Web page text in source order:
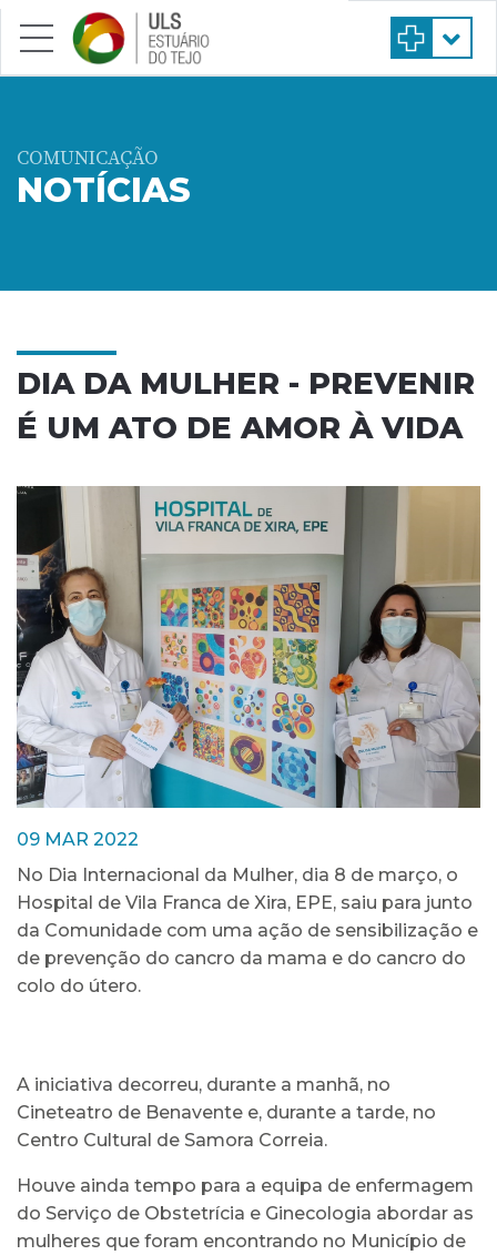
Saltar para conteúdo principal
COMUNICAÇÃO
NOTÍCIAS
DIA DA MULHER - PREVENIR
É UM ATO DE AMOR À VIDA
09 MAR 2022
No Dia Internacional da Mulher, dia 8 de março, o
Hospital de Vila Franca de Xira, EPE, saiu para junto
da Comunidade com uma ação de sensibilização e
de prevenção do cancro da mama e do cancro do
colo do útero.
A iniciativa decorreu, durante a manhã, no
Cineteatro de Benavente e, durante a tarde, no
Centro Cultural de Samora Correia.
Houve ainda tempo para a equipa de enfermagem
do Serviço de Obstetrícia e Ginecologia abordar as
mulheres que foram encontrando no Município de